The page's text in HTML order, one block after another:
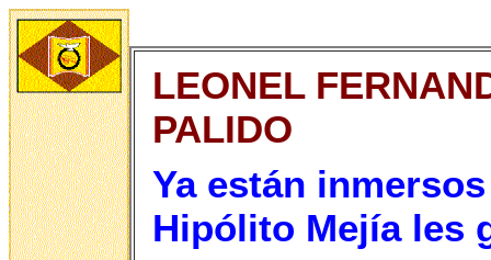
LEONEL
PALIDO
Ya están
Hipólito Mejía les